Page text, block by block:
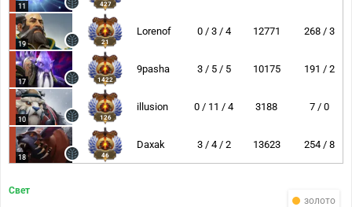
11 427
19 21
Lorenof 0 / 3 / 4 12771 268 / 3
17 1422
9pasha 3 / 5 / 5 10175 191 / 2
10 126
illusion 0 / 11 / 4 3188 7 / 0
18 46
Daxak 3 / 4 / 2 13623 254 / 8
золото
Свет